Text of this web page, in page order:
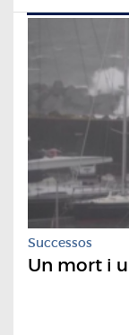
Successos
Un mort i